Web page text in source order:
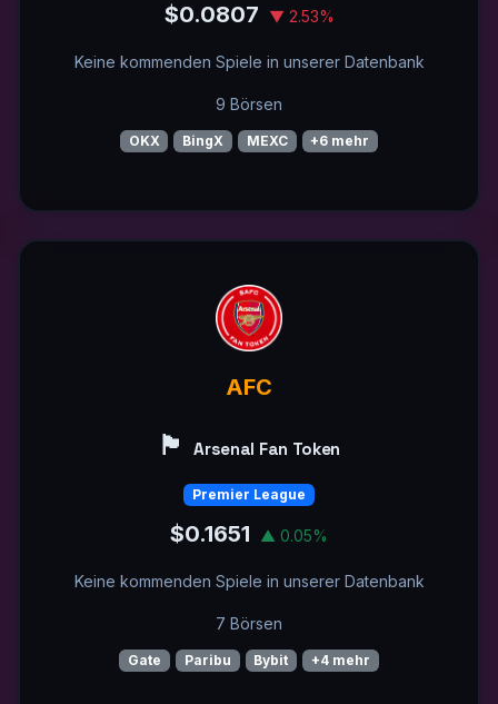
$0.0807 ▼ 2.53%
Keine kommenden Spiele in unserer Datenbank
9 Börsen
OKX BingX MEXC +6 mehr
AFC
🏴󠁧󠁢󠁥󠁮󠁧󠁿 Arsenal Fan Token
Premier League
$0.1651 ▲ 0.05%
Keine kommenden Spiele in unserer Datenbank
7 Börsen
Gate Paribu Bybit +4 mehr